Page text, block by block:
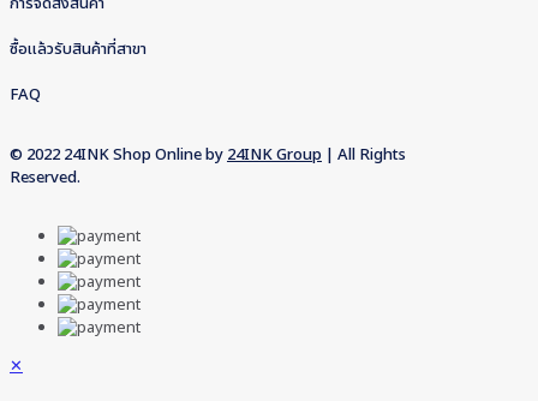
ซื้อแล้วรับสินค้าที่สาขา
FAQ
© 2022 24INK Shop Online by 24INK Group | All Rights
Reserved.
✕